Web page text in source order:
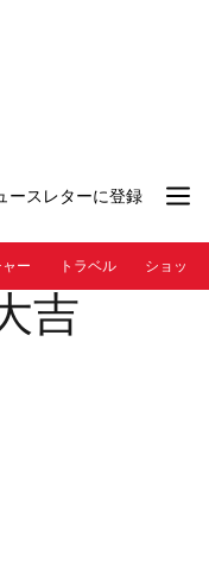
ースレターに登録
ー トラベル ショッピ
吉